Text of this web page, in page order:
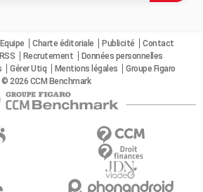
Equipe Charte éditoriale Publicité
Contact
RSS Recrutement
Données personnelles
Gérer Utiq Mentions légales
Groupe Figaro
© 2026 CCM Benchmark